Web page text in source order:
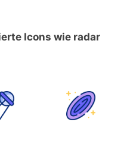
Icons wie radar